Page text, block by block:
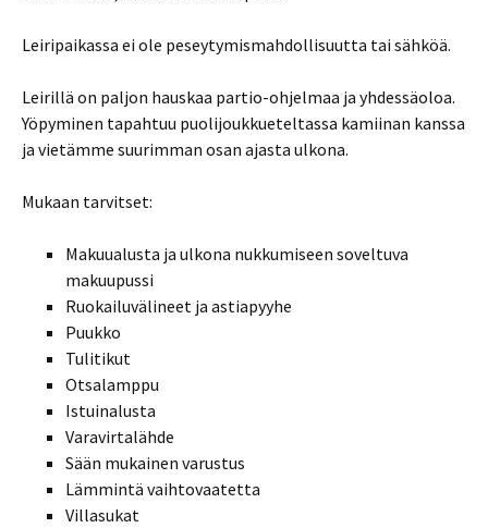
Leiripaikassa ei ole peseytymismahdollisuutta tai sähköä.
Leirillä on paljon hauskaa partio-ohjelmaa ja yhdessäoloa.
Yöpyminen tapahtuu puolijoukkueteltassa kamiinan kanssa
ja vietämme suurimman osan ajasta ulkona.
Mukaan tarvitset:
Makuualusta ja ulkona nukkumiseen soveltuva
makuupussi
Ruokailuvälineet ja astiapyyhe
Puukko
Tulitikut
Otsalamppu
Istuinalusta
Varavirtalähde
Sään mukainen varustus
Lämmintä vaihtovaatetta
Villasukat